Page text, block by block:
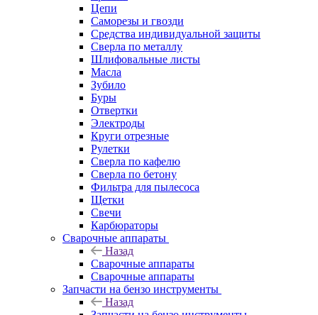
Цепи
Саморезы и гвозди
Средства индивидуальной защиты
Сверла по металлу
Шлифовальные листы
Масла
Зубило
Буры
Отвертки
Электроды
Круги отрезные
Рулетки
Сверла по кафелю
Сверла по бетону
Фильтра для пылесоса
Щетки
Свечи
Карбюраторы
Сварочные аппараты
Назад
Сварочные аппараты
Сварочные аппараты
Запчасти на бензо инструменты
Назад